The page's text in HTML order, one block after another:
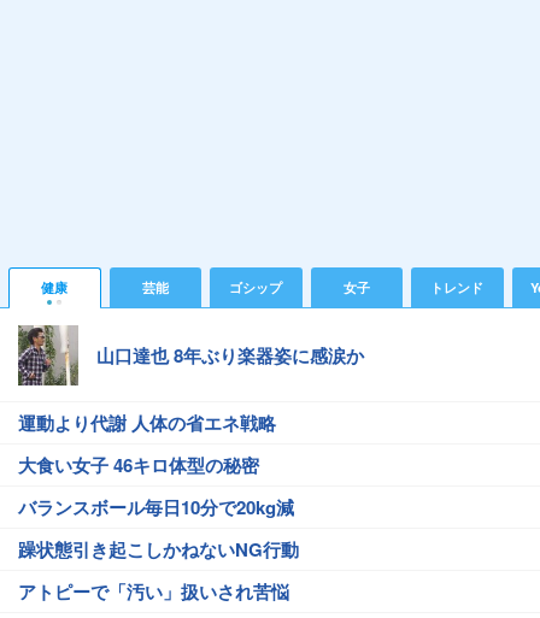
健康 芸能 ゴシップ 女子 トレンド
山口達也 8年ぶり楽器姿に感涙か
運動より代謝 人体の省エネ戦略
大食い女子 46キロ体型の秘密
バランスボール毎日10分で20kg減
躁状態引き起こしかねないNG行動
アトピーで「汚い」扱いされ苦悩